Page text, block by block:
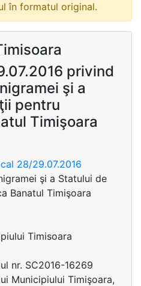
în formatul original.
privind
şi a
pentru
Timişoara
28/29.07.2016
şi a Statului de
Banatul Timişoara
Timisoara
nr. SC2016-16269
Municipiului Timişoara,